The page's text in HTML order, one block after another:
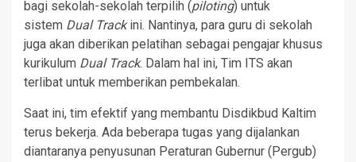
bagi sekolah-sekolah terpilih (piloting) untuk
sistem Dual Trackini. Nantinya, para guru di sekolah
juga akan diberikan pelatihan sebagai pengajar khusus
kurikulum Dual Track. Dalam hal ini, Tim ITS akan
terlibat untuk memberikan pembekalan.
Saat ini, tim efektif yang membantu Disdikbud Kaltim
terus bekerja. Ada beberapa tugas yang dijalankan
diantaranya penyusunan Peraturan Gubernur (Pergub)